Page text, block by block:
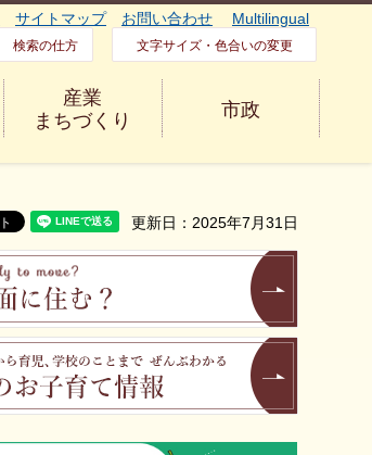
サイトマップ お問い合わせ Multilingual
検索の仕方 文字サイズ・色合いの変更
産業
まちづくり
市政
更新日：2025年7月31日